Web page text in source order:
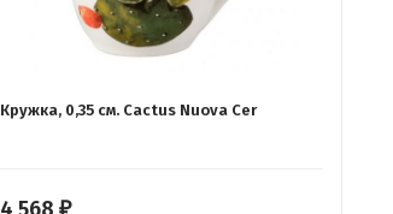
Кружка, 0,35 см. Cactus Nuova Cer
₽